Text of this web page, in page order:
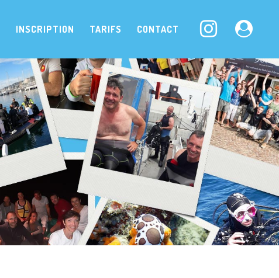
INSCRIPTION TARIFS CONTACT